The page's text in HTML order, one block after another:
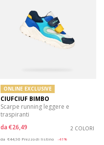
ONLINE EXCLUSIVE
CIUFCIUF BIMBO
Scarpe running leggere e
traspiranti
da €26,49 2 COLORI
da €44,90 Prezzo di listino
-41%